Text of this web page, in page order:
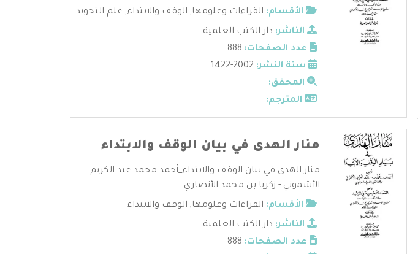
الأقسام: القراءات وعلومها, الوقف والابتداء, علم التجويد
الناشر: دار الكتب العلمية
عدد الصفحات:
سنة النشر:
المحقق: ---
المترجم: ---
منار الهدى في بيان الوقف والابتداء
منار الهدى في بيان الوقف والابتداء_أحمد محمد عبد الكريم
الأشموني - زكريا بن محمد الأنصاري ...
الأقسام: القراءات وعلومها, الوقف والابتداء
الناشر: دار الكتب العلمية
عدد الصفحات: